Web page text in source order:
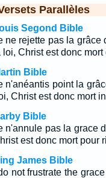
Parallèles
Segond Bible
ne rejette pas la grâce
loi, Christ est donc mort
Bible
n'anéantis point la
Christ est donc mort
Bible
n'annule pas la grace
est donc mort pour
James Bible
do not frustrate the